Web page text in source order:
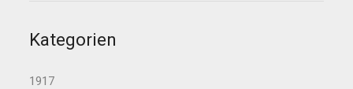
Kategorien
1917